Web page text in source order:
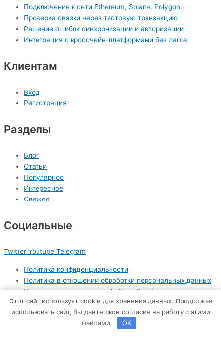
Подключение к сети Ethereum, Solana, Polygon
Проверка связки через тестовую транзакцию
Решение ошибок синхронизации и авторизации
Интеграция с кроссчейн-платформами без лагов
Клиентам
Вход
Регистрация
Разделы
Блог
Статьи
Популярное
Интересное
Свежее
Социальные
Twitter Youtube Telegram
Политика конфиденциальности
Политика в отношении обработки персональных данных
Политика использования файлов Cookie
Правообладателям
© Все права защищены
Этот сайт использует cookie для хранения данных. Продолжая
использовать сайт, Вы даете свое согласие на работу с этими
файлами.
OK